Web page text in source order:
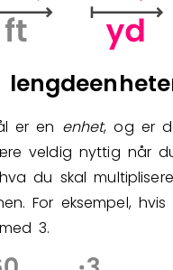
er en enhet, og er
veldig nyttig når
hva du skal
For eksempel,
3.